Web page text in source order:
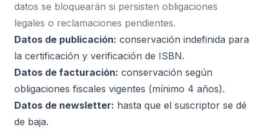
datos se bloquearán si persisten obligaciones
legales o reclamaciones pendientes.
Datos de publicación: conservación indefinida para
la certificación y verificación de ISBN.
Datos de facturación: conservación según
obligaciones fiscales vigentes (mínimo 4 años).
Datos de newsletter: hasta que el suscriptor se dé
de baja.